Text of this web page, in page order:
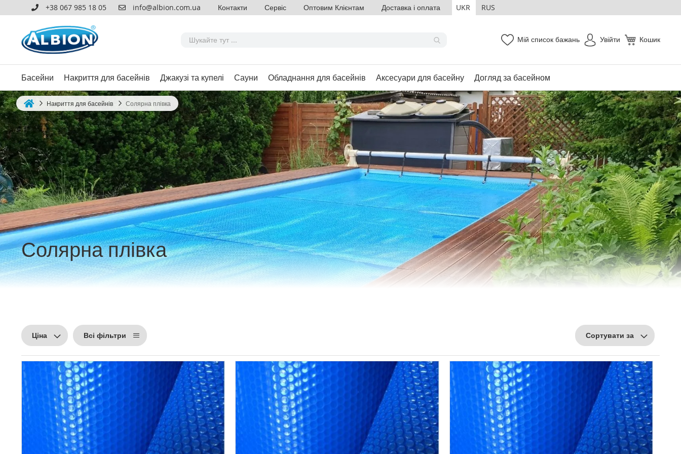
+38 067 985 18 05 info@albion.com.ua Контакти Сервіс Оптовим Клієнтам Доставка і оплата UKR RUS
Кошик
Мій список бажань Увійти
Басейни Накриття для басейнів Джакузі та купелі Сауни Обладнання для басейнів Аксесуари для басейну Догляд за басейном
Накриття для басейнів Солярна плівка
Солярна плівка
Ціна Всі фільтри Сортувати за